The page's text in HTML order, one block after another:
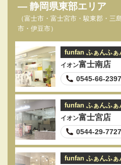
静岡県東部エリア
（富士市・富士宮市・駿東郡・
市・伊豆市）
funfan ふぁんふぁ
イオン富士南店
0545-66-2397
funfan ふぁんふぁ
イオン富士宮店
0544-29-7727
funfan ふぁんふぁ